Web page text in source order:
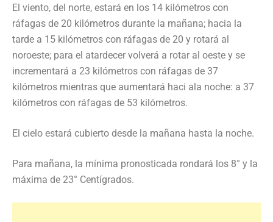
El viento, del norte, estará en los 14 kilómetros con
ráfagas de 20 kilómetros durante la mañana; hacia la
tarde a 15 kilómetros con ráfagas de 20 y rotará al
noroeste; para el atardecer volverá a rotar al oeste y se
incrementará a 23 kilómetros con ráfagas de 37
kilómetros mientras que aumentará haci ala noche: a 37
kilómetros con ráfagas de 53 kilómetros.
El cielo estará cubierto desde la mañana hasta la noche.
Para mañana, la mínima pronosticada rondará los 8° y la
máxima de 23° Centígrados.